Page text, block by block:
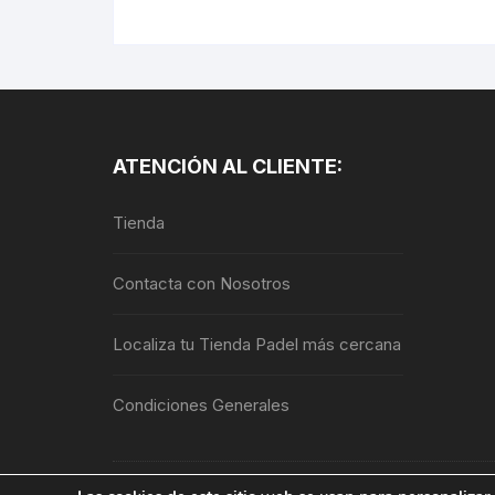
ATENCIÓN AL CLIENTE:
Tienda
Contacta con Nosotros
Localiza tu Tienda Padel más cercana
Condiciones Generales